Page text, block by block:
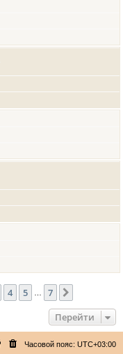
из
4 5 7
Перейти
Часовой пояс: UTC+03:00